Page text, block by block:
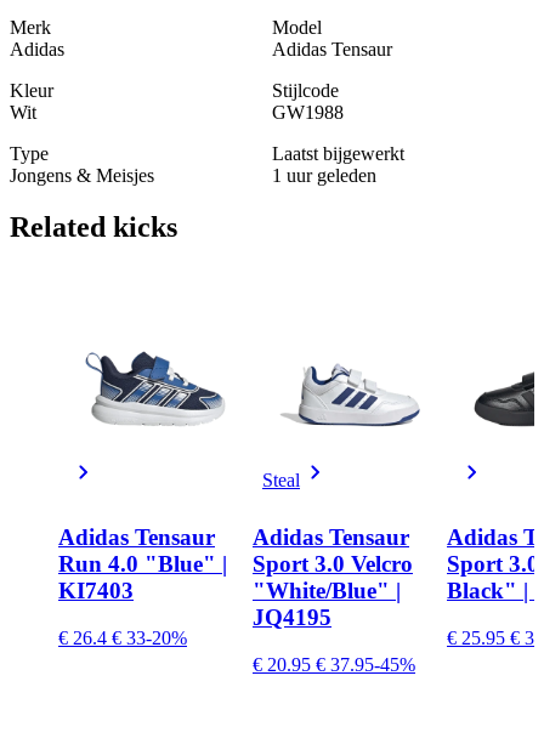
Merk
Adidas
Model
Adidas Tensaur
Kleur
Wit
Stijlcode
GW1988
Type
Jongens & Meisjes
Laatst bijgewerkt
1 uur geleden
Related kicks
Adidas Tensaur
Run 4.0 "Blue" |
KI7403
€ 26.4 € 33-20%
Steal
Adidas Tensaur
Sport 3.0 Velcro
"White/Blue" |
JQ4195
€ 20.95 € 37.95-45%
Adidas
Sport
Black" |
€ 25.95 €